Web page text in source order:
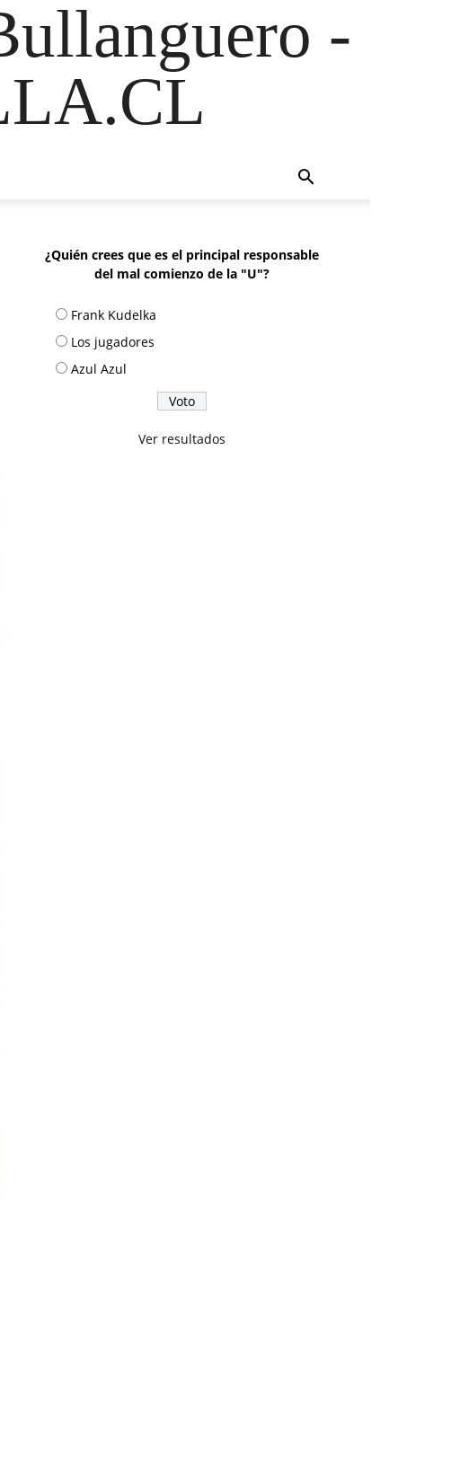
-
¿Quién crees que es el principal responsable
del mal comienzo de la "U"?
Frank Kudelka
Los jugadores
Azul Azul
Ver resultados